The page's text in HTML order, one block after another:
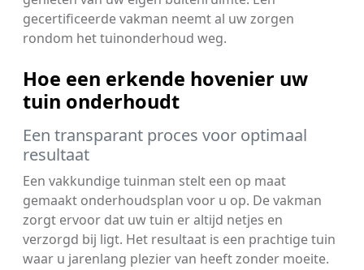
gecertificeerde vakman neemt al uw zorgen
rondom het tuinonderhoud weg.
Hoe een erkende hovenier uw
tuin onderhoudt
Een transparant proces voor optimaal
resultaat
Een vakkundige tuinman stelt een op maat
gemaakt onderhoudsplan voor u op. De vakman
zorgt ervoor dat uw tuin er altijd netjes en
verzorgd bij ligt. Het resultaat is een prachtige tuin
waar u jarenlang plezier van heeft zonder moeite.